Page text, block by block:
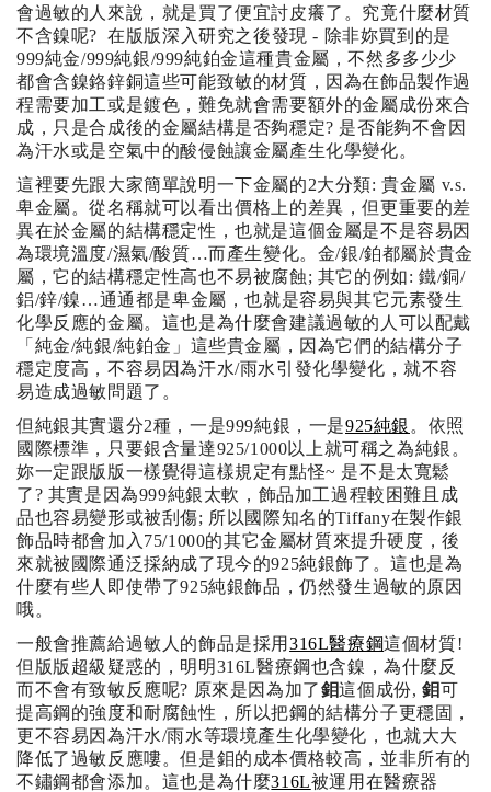
會過敏的人來說，就是買了便宜討皮癢了。究竟什麼材質
不含鎳呢? 在版版深入研究之後發現 - 除非妳買到的是
999純金/999純銀/999純鉑金這種貴金屬，不然多多少少
都會含鎳鉻鋅銅這些可能致敏的材質，因為在飾品製作過
程需要加工或是鍍色，難免就會需要額外的金屬成份來合
成，只是合成後的金屬結構是否夠穩定? 是否能夠不會因
為汗水或是空氣中的酸侵蝕讓金屬產生化學變化。
這裡要先跟大家簡單說明一下金屬的2大分類: 貴金屬 v.s.
卑金屬。從名稱就可以看出價格上的差異，但更重要的差
異在於金屬的結構穩定性，也就是這個金屬是不是容易因
為環境溫度/濕氣/酸質…而產生變化。金/銀/鉑都屬於貴金
屬，它的結構穩定性高也不易被腐蝕; 其它的例如: 鐵/銅/
鋁/鋅/鎳…通通都是卑金屬，也就是容易與其它元素發生
化學反應的金屬。這也是為什麼會建議過敏的人可以配戴
「純金/純銀/純鉑金」這些貴金屬，因為它們的結構分子
穩定度高，不容易因為汗水/雨水引發化學變化，就不容
易造成過敏問題了。
但純銀其實還分2種，一是999純銀，一是925純銀 。依照
國際標準，只要銀含量達925/1000以上就可稱之為純銀。
妳一定跟版版一樣覺得這樣規定有點怪~ 是不是太寬鬆
了? 其實是因為999純銀太軟，飾品加工過程較困難且成
品也容易變形或被刮傷; 所以國際知名的Tiffany在製作銀
飾品時都會加入75/1000的其它金屬材質來提升硬度，後
來就被國際通泛採納成了現今的925純銀飾了。這也是為
什麼有些人即使帶了925純銀飾品，仍然發生過敏的原因
哦。
一般會推薦給過敏人的飾品是採用316L醫療鋼這個材質!
但版版超級疑惑的，明明316L醫療鋼也含鎳，為什麼反
而不會有致敏反應呢? 原來是因為加了鉬這個成份,鉬可
提高鋼的強度和耐腐蝕性，所以把鋼的結構分子更穩固，
更不容易因為汗水/雨水等環境產生化學變化，也就大大
降低了過敏反應嘍。但是鉬的成本價格較高，並非所有的
不鏽鋼都會添加。這也是為什麼316L被運用在醫療器